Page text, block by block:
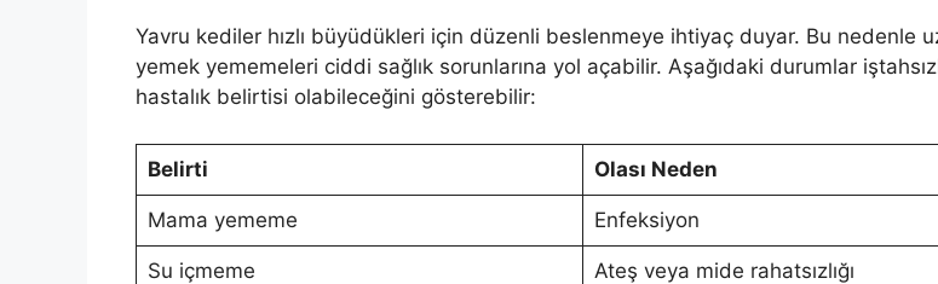
Yavru kediler hızlı büyüdükleri için düzenli beslenmeye ihtiyaç duyar. Bu nedenle
yemek yememeleri ciddi sağlık sorunlarına yol açabilir. Aşağıdaki durumlar
hastalık belirtisi olabileceğini gösterebilir:
Belirti Olası Neden
Mama yememe Enfeksiyon
Su içmeme Ateş veya mide rahatsızlığı